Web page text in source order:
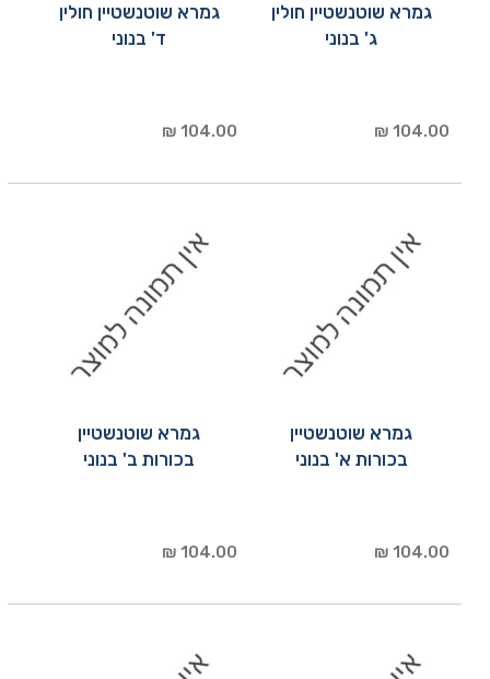
גמרא שוטנשטיין חולין
ג' בנוני
104.00 ₪
גמרא שוטנשטיין חולין
ד' בנוני
104.00 ₪
גמרא שוטנשטיין
בכורות א' בנוני
104.00 ₪
גמרא שוטנשטיין
בכורות ב' בנוני
104.00 ₪